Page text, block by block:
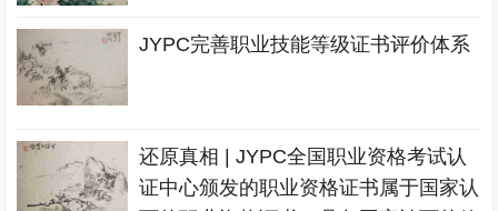
JYPC完善职业技能等级证书评价体系
还原真相 | JYPC全国职业资格考试认
证中心颁发的职业资格证书属于国家认